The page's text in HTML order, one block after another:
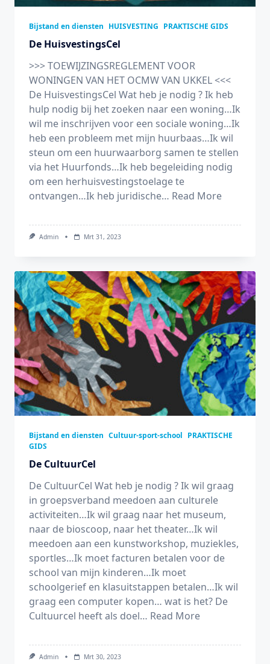
Bijstand en diensten HUISVESTING PRAKTISCHE GIDS
De HuisvestingsCel
>>> TOEWIJZINGSREGLEMENT VOOR
WONINGEN VAN HET OCMW VAN UKKEL <<<
De HuisvestingsCel Wat heb je nodig ? Ik heb
hulp nodig bij het zoeken naar een woning…Ik
wil me inschrijven voor een sociale woning…Ik
heb een probleem met mijn huurbaas…Ik wil
steun om een huurwaarborg samen te stellen
via het Huurfonds…Ik heb begeleiding nodig
om een herhuisvestingstoelage te
ontvangen…Ik heb juridische… Read More
Admin Mrt 31, 2023
Bijstand en diensten Cultuur-sport-school PRAKTISCHE
GIDS
De CultuurCel
De CultuurCel Wat heb je nodig ? Ik wil graag
in groepsverband meedoen aan culturele
activiteiten…Ik wil graag naar het museum,
naar de bioscoop, naar het theater…Ik wil
meedoen aan een kunstworkshop, muziekles,
sportles…Ik moet facturen betalen voor de
school van mijn kinderen…Ik moet
schoolgerief en klasuitstappen betalen…Ik wil
graag een computer kopen… wat is het? De
Cultuurcel heeft als doel… Read More
Admin Mrt 30, 2023